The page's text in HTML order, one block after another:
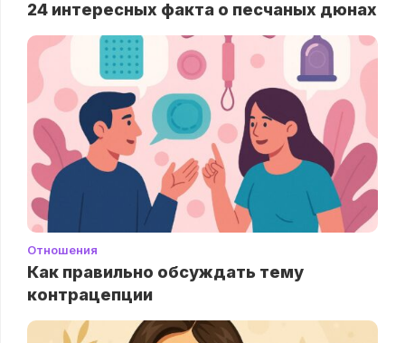
24 интересных факта о песчаных дюнах
Отношения
Как правильно обсуждать тему
контрацепции